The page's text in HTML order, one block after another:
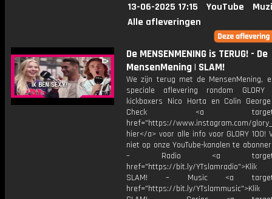
13-06-2025 17:15 YouTube
Alle afleveringen
De MENSENMENING is TERUG! - De
MensenMening | SLAM!
We zijn terug met de MensenMening,
speciale aflevering rondom
kickboxers Nico Horta en Colin
Check <a
href="https://www.instagram.com/
hier</a> voor alle info voor GLORY 100!
niet op onze YouTube-kanalen te
– Radio <a
href="https://bit.ly/
SLAM! – Music <a
href="https://bit.ly/